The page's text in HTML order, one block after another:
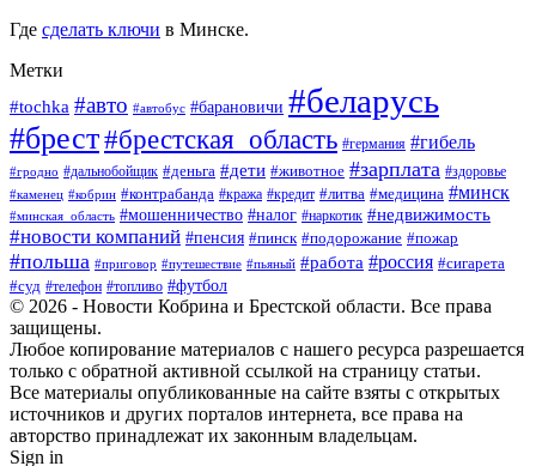
Где сделать ключи в Минске.
Метки
#tochka #авто #автобус #барановичи #беларусь
#брест#брестская_область #германия #гибель
#гродно #дальнобойщик #деньга #дети #животное #зарплата #здоровье
#каменец #кобрин #контрабанда #кража #кредит #литва #медицина #минск
#минская_область #мошенничество #налог #наркотик #недвижимость
#новости компаний #пенсия #пинск #подорожание #пожар
#польша #приговор #путешествие #пьяный #работа #россия #сигарета
#суд #телефон #топливо #футбол
© 2026 - Новости Кобрина и Брестской области. Все права
защищены.
Любое копирование материалов с нашего ресурса разрешается
только с обратной активной ссылкой на страницу статьи.
Все материалы опубликованные на сайте взяты с открытых
источников и других порталов интернета, все права на
авторство принадлежат их законным владельцам.
Sign in